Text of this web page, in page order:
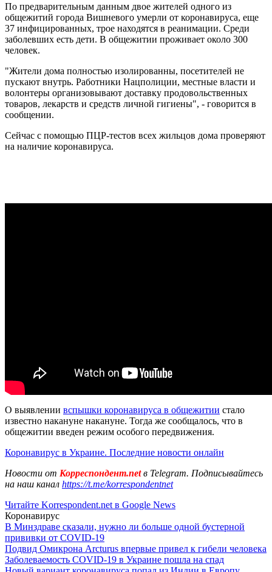
По предварительным данным двое жителей одного из
общежитий города Вишневого умерли от коронавируса, еще
37 инфицированных, трое находятся в реанимации. Среди
заболевших есть дети. В общежитии проживает около 300
человек.
"Жители дома полностью изолированны, посетителей не
пускают внутрь. Работники Нацполиции, местные власти и
волонтеры организовывают доставку продовольственных
товаров, лекарств и средств личной гигиены", - говорится в
сообщении.
Сейчас с помощью ПЦР-тестов всех жильцов дома проверяют
на наличие коронавируса.
О выявлении вспышки коронавируса в общежитии стало
известно накануне накануне. Тогда же сообщалось, что в
общежитии введен режим особого передвижения.
Коронавирус в Украине. Последние новости онлайн
Новости от Корреспондент.netв Telegram. Подписывайтесь
на наш канал https://t.me/korrespondentnet
Читайте Korrespondent.net в Google News
Коронавирус
В Минздраве сказали, нужно ли больше одной бустерной
прививки от COVID-19
Подвид Омикрона Arcturus впервые привел к гибели человека
Заболеваемость COVID-19 в Украине пошла на спад